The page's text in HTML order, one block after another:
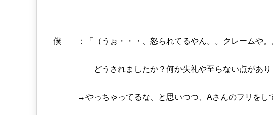
僕 ：「（うぉ・・・、怒られてるやん。。クレームや。
どうされましたか？何か失礼や至らない点がありま
→やっちゃってるな、と思いつつ、Aさんのフリをし